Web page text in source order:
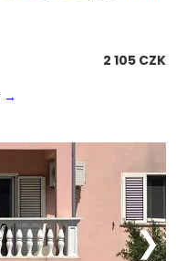
2 105 CZK
→
❯